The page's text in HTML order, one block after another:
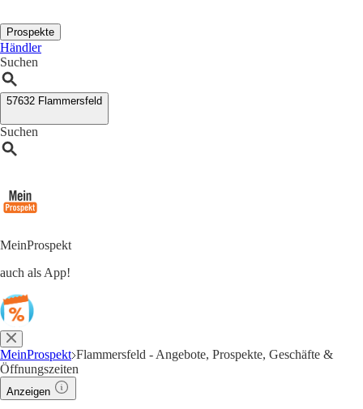
Prospekte
Händler
Suchen
57632 Flammersfeld
Suchen
MeinProspekt
auch als App!
MeinProspekt Flammersfeld - Angebote, Prospekte, Geschäfte &
Öffnungszeiten
Anzeigen